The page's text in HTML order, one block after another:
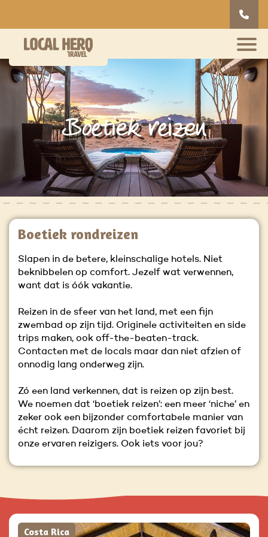
Boetiek reizen
Boetiek rondreizen
Slapen in de betere, kleinschalige hotels. Niet
beknibbelen op comfort. Jezelf wat verwennen,
want dat is óók vakantie.
Reizen in de sfeer van het land, met een fijn
zwembad op zijn tijd. Originele activiteiten en side
trips maken, ook off-the-beaten-track.
Contacten met de locals maar dan niet afzien of
onnodig lang onderweg zijn.
Zó een land verkennen, dat is reizen op zijn best.
We noemen dat ‘boetiek reizen’: een meer ‘niche’ en
zeker ook een bijzonder comfortabele manier van
écht reizen. Daarom zijn boetiek reizen favoriet bij
onze ervaren reizigers. Ook iets voor jou?
Costa Rica